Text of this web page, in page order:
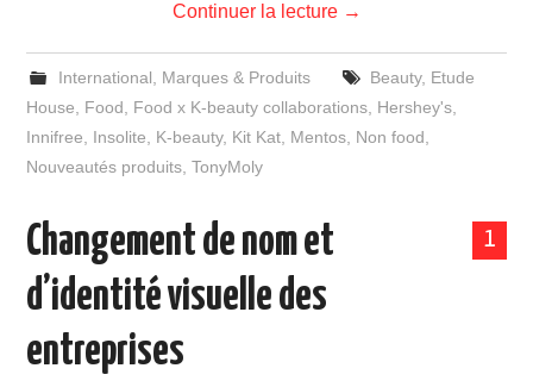
Continuer la lecture →
International Marques & Produits Beauty, Etude
House
Food Food x K-beauty collaborations Hershey's
Innifree
Insolite K-beauty, Kit Kat Mentos Non food
Nouveautés produits ,TonyMoly
1
Changement de nom et
d’identité visuelle des
entreprises